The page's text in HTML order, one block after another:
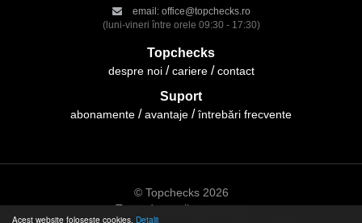
Acest website folosește cookies. Detalii
email: office@topchecks.ro
(luni-vineri între orele 09:30 - 17:30)
Topchecks
despre noi cariere contact
Suport
abonamente avantaje întrebări frecvente
© Topchecks 2026
Toate drepturile rezervate